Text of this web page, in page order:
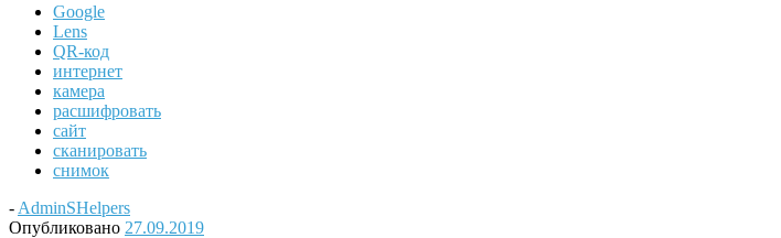
Google
Lens
QR-код
интернет
камера
расшифровать
сайт
сканировать
снимок
- AdminSHelpers
Опубликовано 27.09.2019